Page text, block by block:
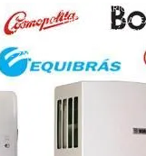
BONSUCESSO - BANCÁRIOS -
- COCOTÁ - FREGUESIA -
JARDIM CARIOCA - MARÉ -
PORTUGUESA - PRAIA DA
- ZUMBI